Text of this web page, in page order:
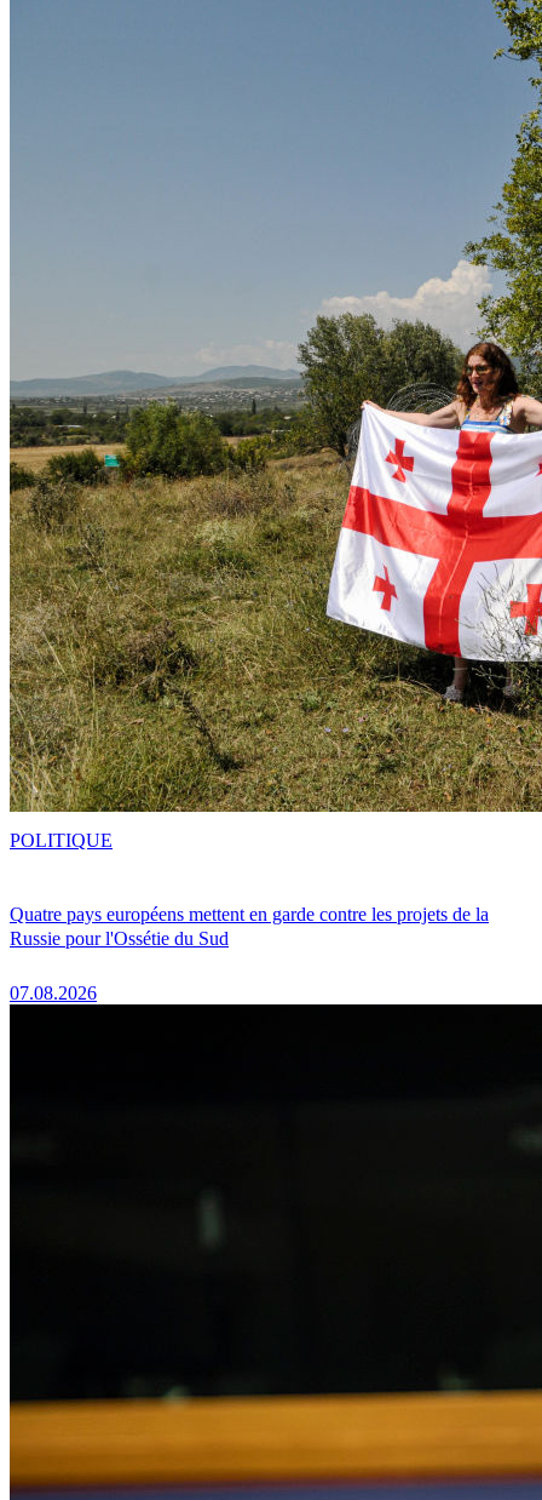
Quatre pays européens mettent en garde contre les projets de la
Russie pour l'Ossétie du Sud
07.08.2026
POLITIQUE